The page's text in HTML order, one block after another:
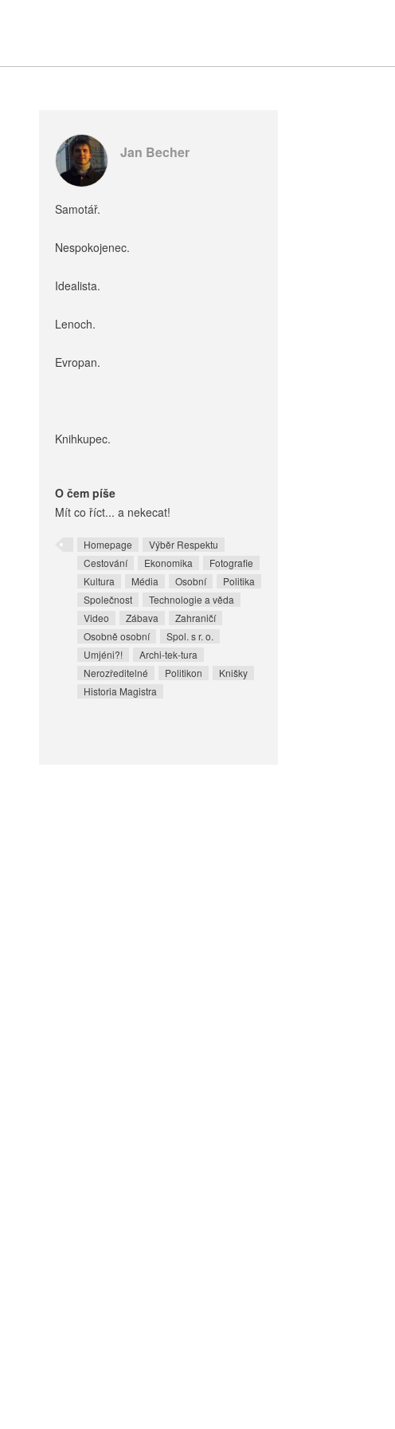
Jan Becher
Samotář.
Nespokojenec.
Idealista.
Lenoch.
Evropan.
Knihkupec.
O čem píše
Mít co říct... a nekecat!
Homepage
Výběr Respektu
Cestování
Ekonomika
Fotografie
Kultura
Média Osobní
Politika
Společnost
Technologie a věda
Video
Zábava
Zahraničí
Osobně osobní
Spol. s r. o.
Umjéni?!
Archi-tek-tura
Nerozředitelné
Politikon
Knišky
Historia Magistra